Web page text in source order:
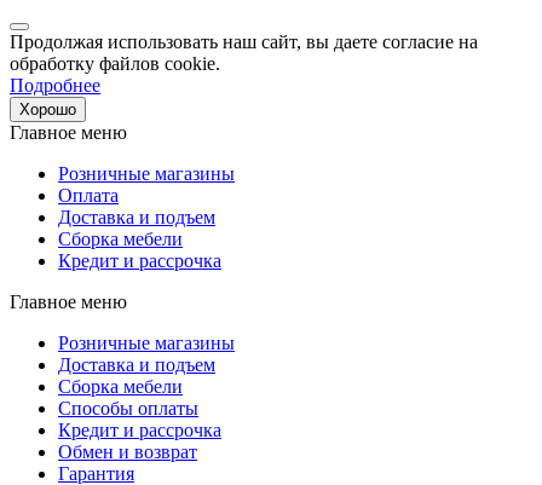
Продолжая использовать наш сайт, вы даете согласие на
обработку файлов cookie.
Подробнее
Хорошо
Главное меню
Розничные магазины
Оплата
Доставка и подъем
Сборка мебели
Кредит и рассрочка
Главное меню
Розничные магазины
Доставка и подъем
Сборка мебели
Способы оплаты
Кредит и рассрочка
Обмен и возврат
Гарантия